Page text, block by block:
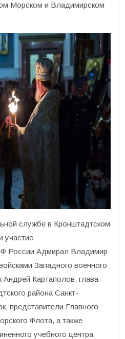
Морском и Владимирском
службе в Кронштадтском
участие
России Адмирал Владимир
Западного военного
Андрей Картаполов, глава
района Санкт-
представители Главного
Флота, а также
учебного центра